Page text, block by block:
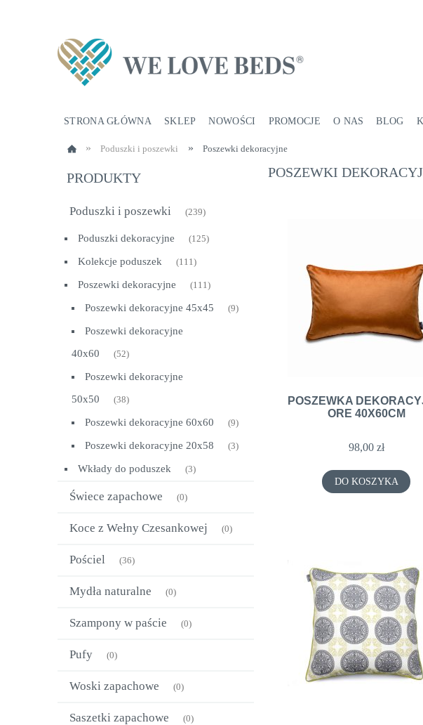
STRONA GŁÓWNA SKLEP NOWOŚCI PROMOCJE O NAS BLOG
» Poduszki i poszewki » Poszewki dekoracyjne
PRODUKTY
Poduszki i poszewki (239)
Poduszki dekoracyjne (125)
Kolekcje poduszek (111)
Poszewki dekoracyjne (111)
Poszewki dekoracyjne 45x45 (9)
Poszewki dekoracyjne
40x60
(52)
Poszewki dekoracyjne
50x50
(38)
Poszewki dekoracyjne 60x60 (9)
Poszewki dekoracyjne 20x58 (3)
Wkłady do poduszek (3)
Świece zapachowe (0)
Koce z Wełny Czesankowej (0)
Pościel (36)
Mydła naturalne (0)
Szampony w paście (0)
Pufy (0)
Woski zapachowe (0)
Saszetki zapachowe (0)
POSZEWKI
POSZEWKA
ORE 40X60CM
98,00 zł
DO KOSZYKA